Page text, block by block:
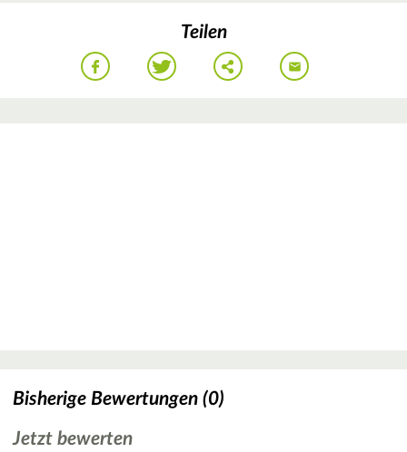
Teilen
Bisherige Bewertungen (0)
Jetzt bewerten